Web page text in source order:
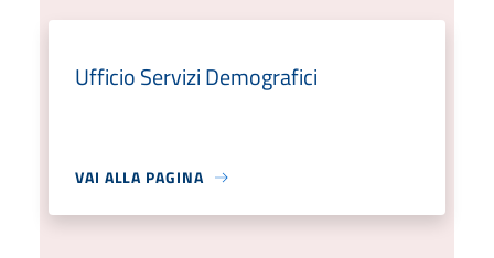
Ufficio Servizi Demografici
VAI ALLA PAGINA